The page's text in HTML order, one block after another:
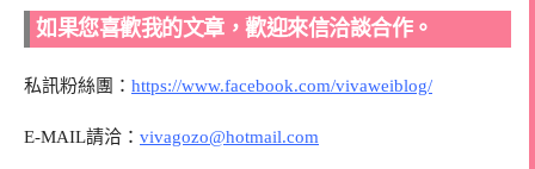
如果您喜歡我的文章，歡迎來信洽談合作。
私訊粉絲團： https://www.facebook.com/vivaweiblog/
E-MAIL請洽： vivagozo@hotmail.com